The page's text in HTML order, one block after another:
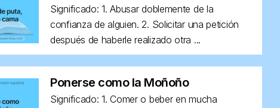
Significado: 1. Abusar doblemente de la
confianza de alguien. 2. Solicitar una petición
después de haberle realizado otra ...
Ponerse como la Moñoño
Significado: 1. Comer o beber en mucha